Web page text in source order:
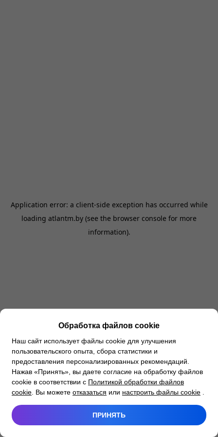
Application error: a client-side exception has occurred while
loading atlantm.by (see the browser console for more
information).
Обработка файлов cookie
Наш сайт использует файлы cookie для улучшения
пользовательского опыта, сбора статистики и
предоставления персонализированных рекомендаций.
Нажав «Принять», вы даете согласие на обработку файлов
cookie в соответствии с Политикой обработки файлов
cookie . Вы можете отказаться или настроить файлы cookie
ПРИНЯТЬ